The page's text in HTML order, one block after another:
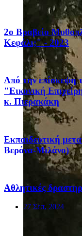
2ο Βραβείο
Κεφάλι;" - 2023
Από την επίσκεψη
"Εικονική
κ. Πιερακάκη
Eκπαιδευτική
Βερόνα-Μιλάνο)
Αθλητικές
27 Σεπ, 2024